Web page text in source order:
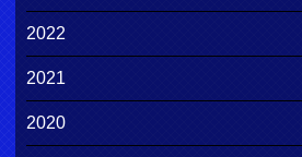
2022
2021
2020